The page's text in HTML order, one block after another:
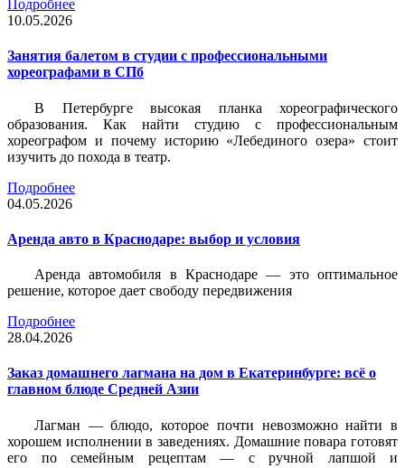
Подробнее
10.05.2026
Занятия балетом в студии с профессиональными
хореографами в СПб
В Петербурге высокая планка хореографического
образования. Как найти студию с профессиональным
хореографом и почему историю «Лебединого озера» стоит
изучить до похода в театр.
Подробнее
04.05.2026
Аренда авто в Краснодаре: выбор и условия
Аренда автомобиля в Краснодаре — это оптимальное
решение, которое дает свободу передвижения
Подробнее
28.04.2026
Заказ домашнего лагмана на дом в Екатеринбурге: всё о
главном блюде Средней Азии
Лагман — блюдо, которое почти невозможно найти в
хорошем исполнении в заведениях. Домашние повара готовят
его по семейным рецептам — с ручной лапшой и